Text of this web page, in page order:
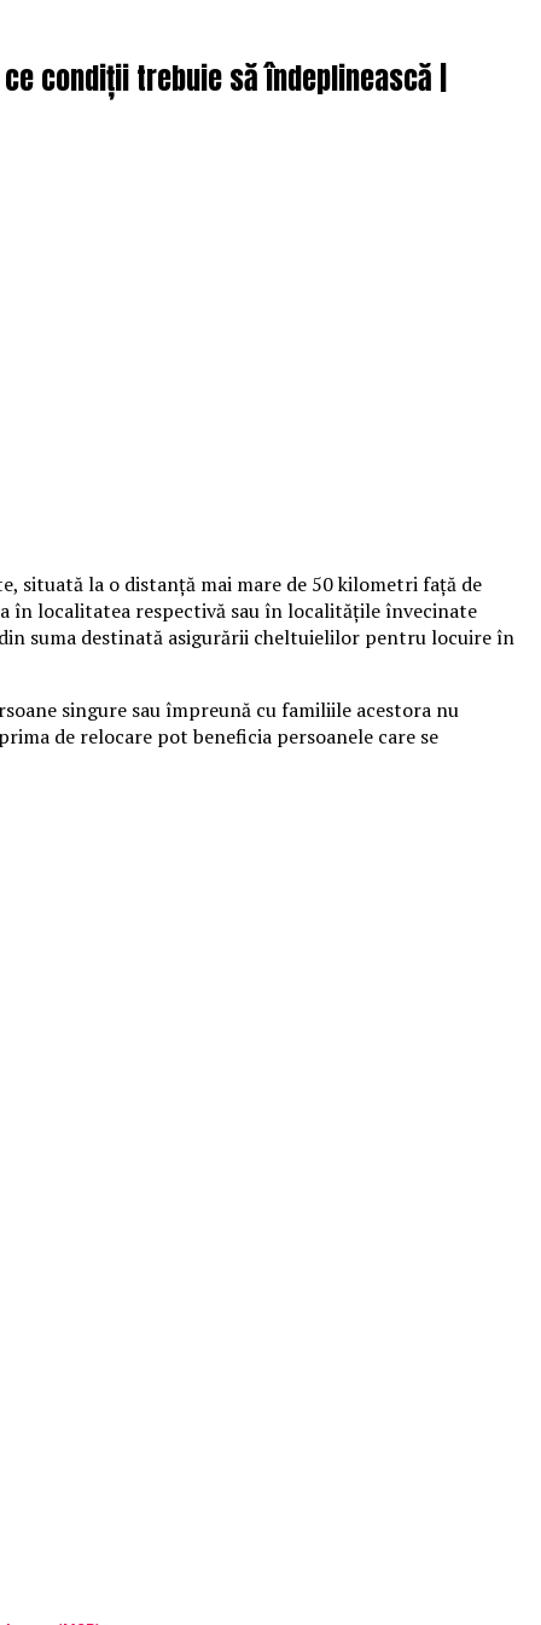
condiții trebuie să îndeplinească |
situată la o distanţă mai mare de 50 kilometri faţă de
în localitatea respectivă sau în localităţile învecinate
suma destinată asigurării cheltuielilor pentru locuire în
singure sau împreună cu familiile acestora nu
de relocare pot beneficia persoanele care se